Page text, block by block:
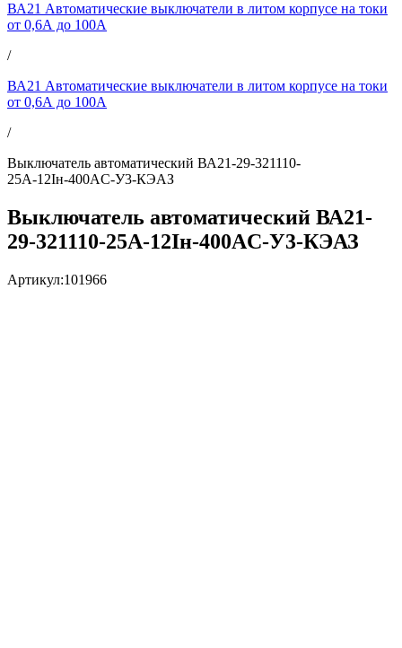
ВА21 Автоматические выключатели в литом корпусе на токи
от 0,6А до 100А
/
ВА21 Автоматические выключатели в литом корпусе на токи
от 0,6А до 100А
/
Выключатель автоматический ВА21-29-321110-
25А-12Iн-400AC-У3-КЭАЗ
Выключатель автоматический ВА21-
29-321110-25А-12Iн-400AC-У3-КЭАЗ
Артикул:101966